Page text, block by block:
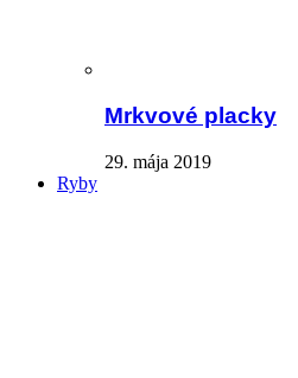
Mrkvové placky
29. mája 2019
Ryby